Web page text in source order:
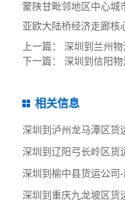
蒙陕甘毗邻地区中心城
亚欧大陆桥经济走廊核
上一篇：深圳到兰州
下一篇：深圳到信阳
相关信息
深圳到泸州龙马潭区货
深圳到辽阳弓长岭区货
深圳到榆中县货运公司
深圳到重庆九龙坡区货